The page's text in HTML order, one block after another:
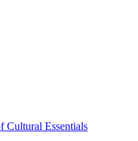
Cultural Essentials